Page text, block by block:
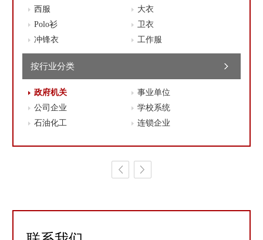
西服
大衣
Polo衫
卫衣
冲锋衣
工作服
按行业分类
政府机关
事业单位
公司企业
学校系统
石油化工
连锁企业